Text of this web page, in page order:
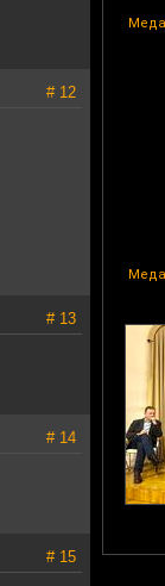
# 12
# 13
# 14
# 15